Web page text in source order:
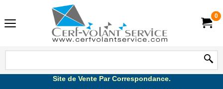
0
Site de Vente Par Correspondance.